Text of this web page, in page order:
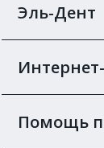
Эль-Дент
Помощь